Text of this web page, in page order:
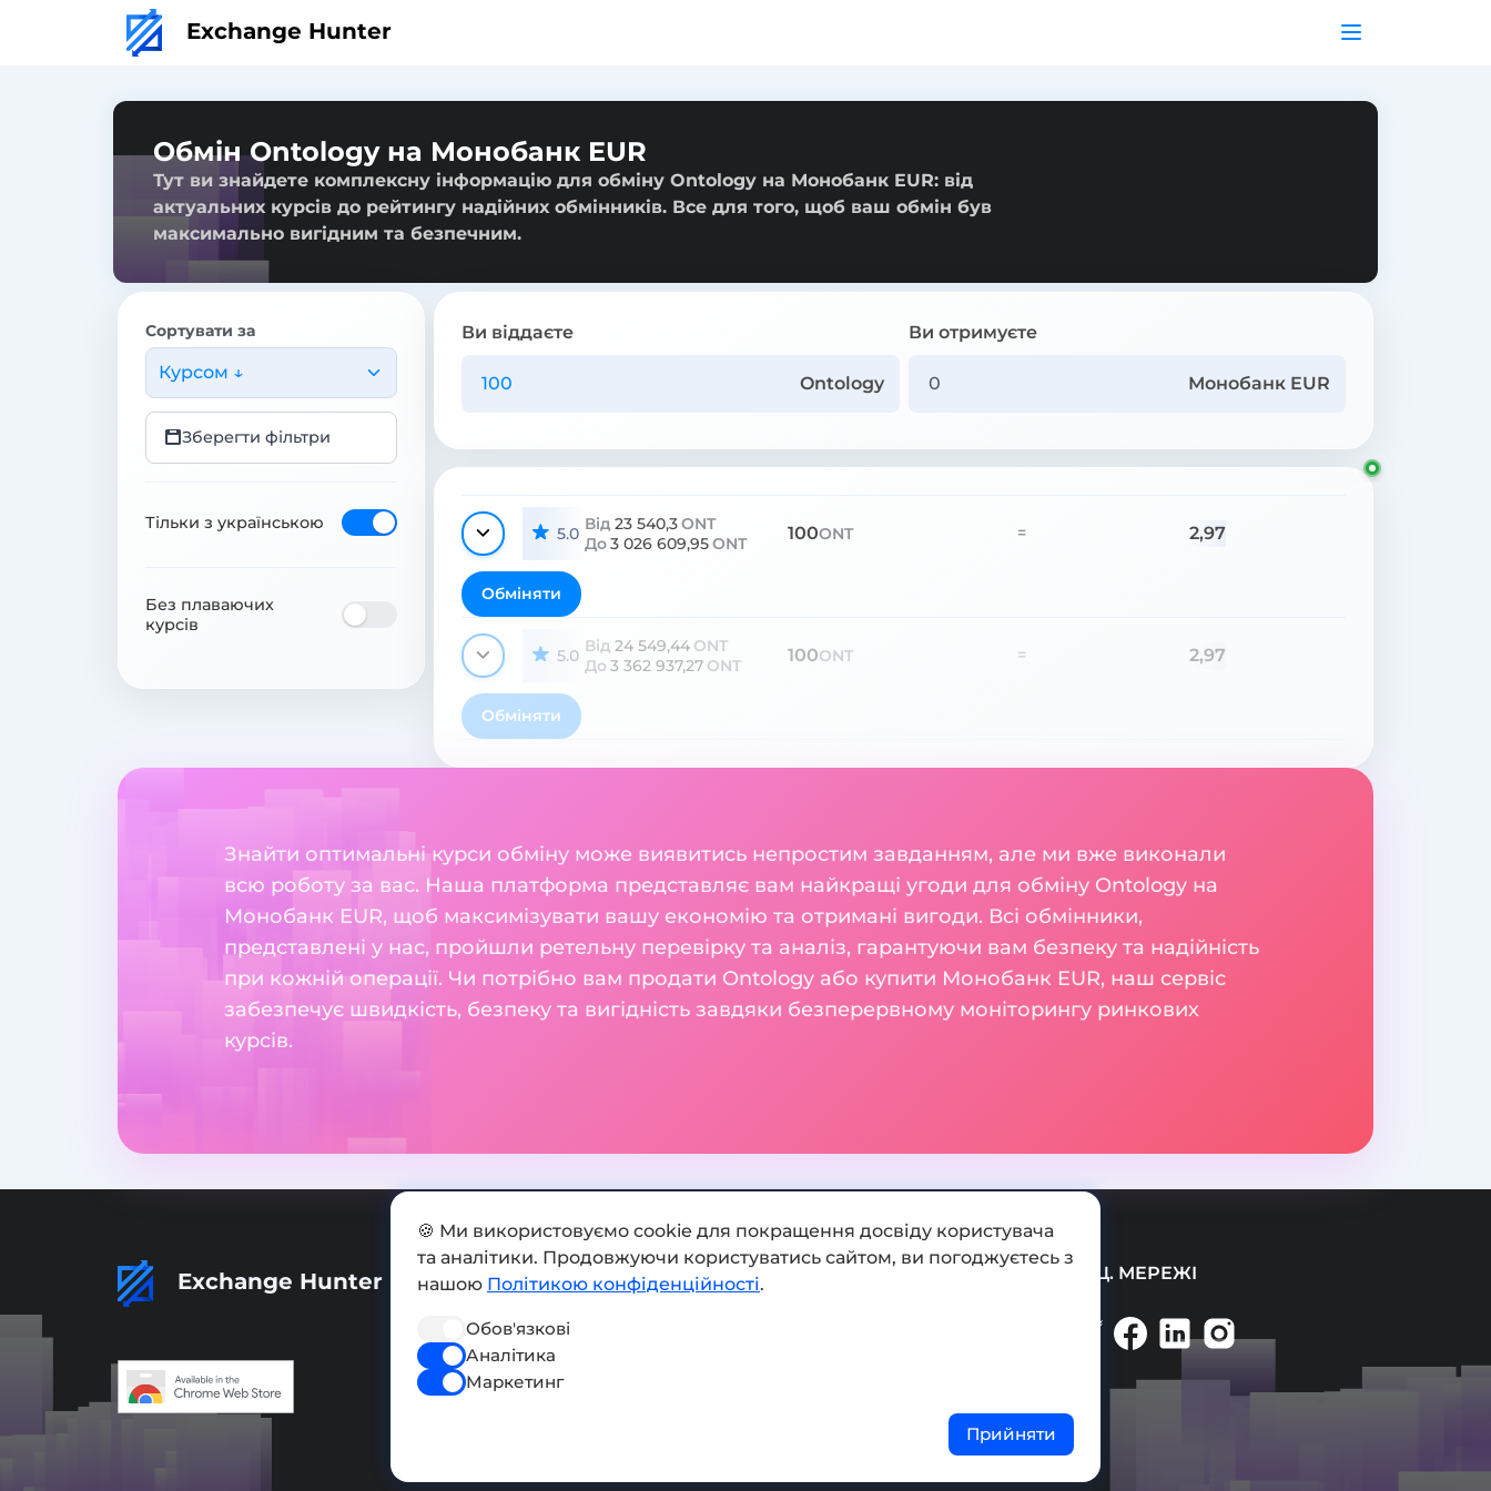
Exchange Hunter
Обмін Ontology на Монобанк EUR
Тут ви знайдете комплексну інформацію для обміну Ontology на Монобанк EUR: від
актуальних курсів до рейтингу надійних обмінників. Все для того, щоб ваш обмін був
максимально вигідним та безпечним.
Сортувати за
Курсом ↓
Зберегти фільтри
Тільки з українською
Без плаваючих
курсів
Ви віддаєте
Ontology
Ви отримуєте
Монобанк EUR
5.0 Від 23 540,3ONT
До3 026 609,95ONT 100ONT = 2,97
Обміняти
5.0 Від 24 549,44 ONT
До 3 362 937,27 ONT 100ONT = 2,97
Обміняти
Знайти оптимальні курси обміну може виявитись непростим завданням, але ми вже виконали
всю роботу за вас. Наша платформа представляє вам найкращі угоди для обміну Ontology на
Монобанк EUR, щоб максимізувати вашу економію та отримані вигоди. Всі обмінники,
представлені у нас, пройшли ретельну перевірку та аналіз, гарантуючи вам безпеку та надійність
при кожній операції. Чи потрібно вам продати Ontology або купити Монобанк EUR, наш сервіс
забезпечує швидкість, безпеку та вигідність завдяки безперервному моніторингу ринкових
курсів.
Exchange Hunter Додати обмінник
Політика конфіденційності
СОЦ. МЕРЕЖІ
🍪 Ми використовуємо cookie для покращення досвіду користувача
та аналітики. Продовжуючи користуватись сайтом, ви погоджуєтесь з
нашою Політикою конфіденційності.
Обов'язкові
Аналітика
Маркетинг
Прийняти